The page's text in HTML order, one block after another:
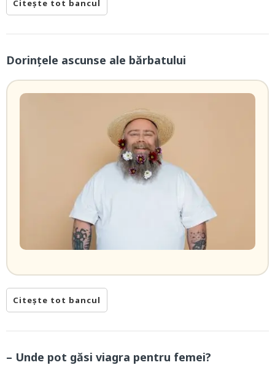
Citește tot bancul
Dorințele ascunse ale bărbatului
Citește tot bancul
– Unde pot găsi viagra pentru femei?